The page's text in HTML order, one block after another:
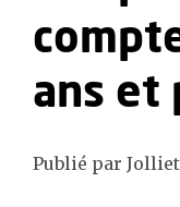
ans et
Publié par